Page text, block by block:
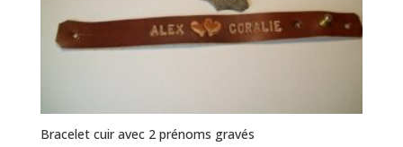
Bracelet cuir avec 2 prénoms gravés